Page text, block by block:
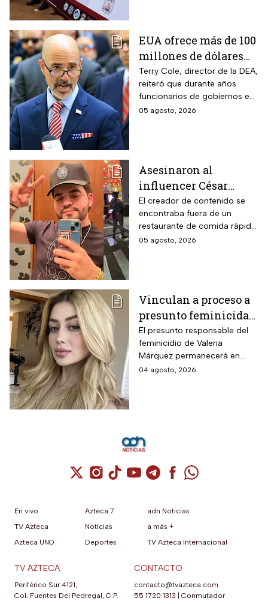
EUA ofrece más de 100
millones de dólares
por líderes del CJNG;
aumenta recompensa
por hijastro de “El
Mencho”
Terry Cole, director de la DEA,
reiteró que durante años
funcionarios de gobiernos en
México apoyaron a los
05 agosto, 2026
Asesinaron al
influencer César
Gastélum mientras
transmitía en vivo en
Culiacán, Sinaloa
El creador de contenido se
encontraba fuera de un
restaurante de comida rápida
cuando recibió el disparo;
05 agosto, 2026
Vinculan a proceso a
presunto feminicida
de Valeria Márquez;
permanecerá un año
en prisión preventiva
El presunto responsable del
feminicidio de Valeria
Márquez permanecerá en
prisión preventiva mientras las
04 agosto, 2026
Cuenta de X / Twitter (se abre en una
Cuenta de Instagram (se abre en una
Cuenta de TikTok (se abre en
Cuenta de YouTube (se abre
Cuenta de Telegram (se
Cuenta de
Cuenta de
En vivo
TV Azteca
Azteca UNO
Azteca 7
Noticias
Deportes
adn Noticias
a más +
TV Azteca Internacional
TV AZTECA
Periférico Sur 4121,
Col. Fuentes Del Pedregal, C.P.
CONTACTO
contacto@tvazteca.com
55 1720 1313
Conmutador